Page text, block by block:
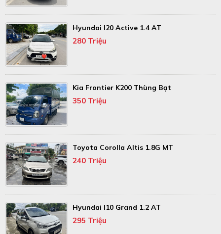
Hyundai I20 Active 1.4 AT
280 Triệu
Kia Frontier K200 Thùng Bạt
350 Triệu
Toyota Corolla Altis 1.8G MT
240 Triệu
Hyundai I10 Grand 1.2 AT
295 Triệu